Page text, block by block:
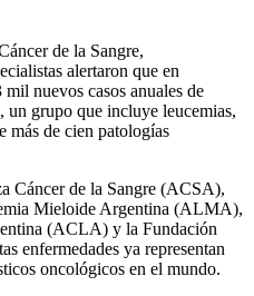
de la Sangre,
alertaron que en
nuevos casos anuales de
un grupo que incluye leucemias,
más de cien patologías
Cáncer de la Sangre (ACSA),
Mieloide Argentina (ALMA),
(ACLA) y la Fundación
enfermedades ya representan
oncológicos en el mundo.